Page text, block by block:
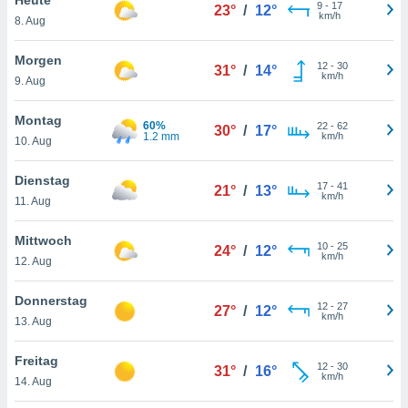
oder
Partner
es uns
das
der
Profil zu
Ihnen
finden
. Sie
jederzeit
Rand
8. Aug
23° / 12° 9- 17
km/h
Morgen
9. Aug
31° / 14° 12- 30
km/h
Montag
10. Aug
60%
1.2 mm
30° / 17° 22- 62
km/h
Dienstag
11. Aug
21° / 13° 17- 41
km/h
Mittwoch
12. Aug
24° / 12° 10- 25
km/h
Donnerstag
13. Aug
27° / 12° 12- 27
km/h
Freitag
14. Aug
31° / 16° 12- 30
km/h